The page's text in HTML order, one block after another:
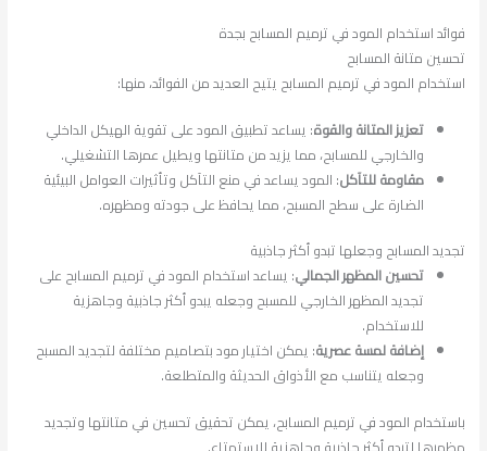
فوائد استخدام المود في ترميم المسابح بجدة
تحسين متانة المسابح
استخدام المود في ترميم المسابح يتيح العديد من الفوائد، منها:
تعزيز المتانة والقوة: يساعد تطبيق المود على تقوية الهيكل الداخلي
والخارجي للمسابح، مما يزيد من متانتها ويطيل عمرها التشغيلي.
مقاومة للتآكل: المود يساعد في منع التآكل وتأثيرات العوامل البيئية
الضارة على سطح المسبح، مما يحافظ على جودته ومظهره.
تجديد المسابح وجعلها تبدو أكثر جاذبية
تحسين المظهر الجمالي: يساعد استخدام المود في ترميم المسابح على
تجديد المظهر الخارجي للمسبح وجعله يبدو أكثر جاذبية وجاهزية
للاستخدام.
إضافة لمسة عصرية: يمكن اختيار مود بتصاميم مختلفة لتجديد المسبح
وجعله يتناسب مع الأذواق الحديثة والمتطلعة.
باستخدام المود في ترميم المسابح، يمكن تحقيق تحسين في متانتها وتجديد